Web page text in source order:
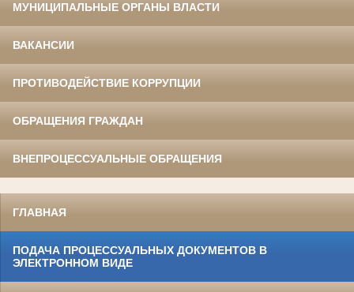
МУНИЦИПАЛЬНЫЕ ОРГАНЫ ВЛАСТИ
ВАКАНСИИ
ПРОТИВОДЕЙСТВИЕ КОРРУПЦИИ
ОБРАЩЕНИЯ ГРАЖДАН
ВНЕПРОЦЕССУАЛЬНЫЕ ОБРАЩЕНИЯ
ГЛАВНАЯ
ПОДАЧА ПРОЦЕССУАЛЬНЫХ ДОКУМЕНТОВ В
ЭЛЕКТРОННОМ ВИДЕ